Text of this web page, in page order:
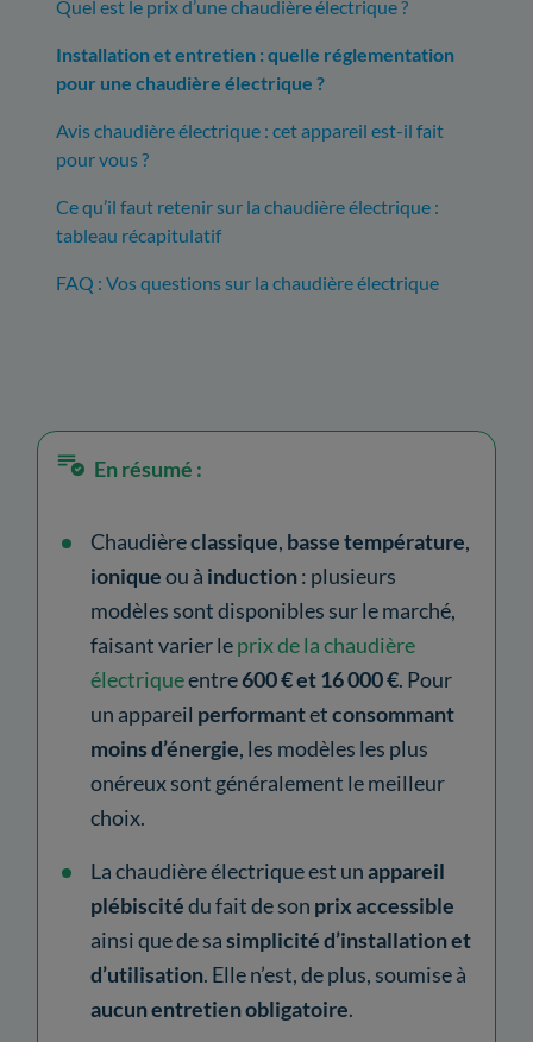
Quel est le prix d’une chaudière électrique ?
Installation et entretien : quelle réglementation
pour une chaudière électrique ?
Avis chaudière électrique : cet appareil est-il fait
pour vous ?
Ce qu’il faut retenir sur la chaudière électrique :
tableau récapitulatif
FAQ : Vos questions sur la chaudière électrique
En résumé :
Chaudièreclassique, basse température,
ioniqueou à induction: plusieurs
modèles sont disponibles sur le marché,
faisant varier leprix de la chaudière
électriqueentre600 € et 16 000 €. Pour
un appareil performantetconsommant
moins d’énergie, les modèles les plus
onéreux sont généralement le meilleur
choix.
La chaudière électrique est unappareil
plébiscitédu fait de son prix accessible
ainsi que de sasimplicité d’installation et
d’utilisation. Elle n’est, de plus, soumise à
aucun entretien obligatoire.